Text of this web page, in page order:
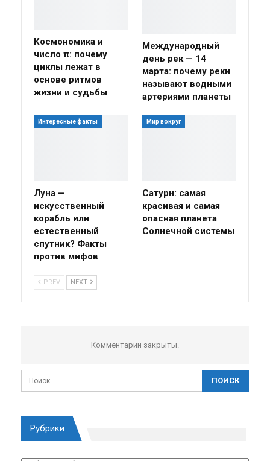
Космономика и
число π: почему
циклы лежат в
основе ритмов
жизни и судьбы
Международный
день рек — 14
марта: почему реки
называют водными
артериями планеты
Интересные факты
Луна —
искусственный
корабль или
естественный
спутник? Факты
против мифов
Мир вокруг
Сатурн: самая
красивая и самая
опасная планета
Солнечной системы
PREV NEXT
Комментарии закрыты.
Рубрики